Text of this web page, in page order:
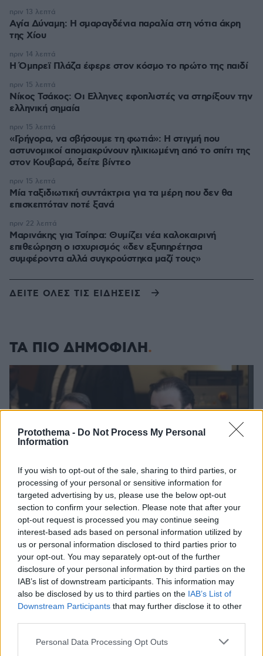
Protothema - Do Not Process My Personal
Information
If you wish to opt-out of the sale, sharing to third parties, or
processing of your personal or sensitive information for
targeted advertising by us, please use the below opt-out
section to confirm your selection. Please note that after your
opt-out request is processed you may continue seeing
interest-based ads based on personal information utilized by
us or personal information disclosed to third parties prior to
your opt-out. You may separately opt-out of the further
disclosure of your personal information by third parties on the
IAB’s list of downstream participants. This information may
also be disclosed by us to third parties on the IAB’s List of
Downstream Participants that may further disclose it to other
Please note that this website/app uses one or more Google
Personal Data Processing Opt Outs
Αγία Δύναμη: H σμαραγδένια παραλία στη νότια άκρη
της Χίου
πριν 13 λεπτά
Η Όμπρεϊ Πλάζα έφερε στον κόσμο το πρώτο της παιδί
πριν 14 λεπτά
Νίκος Τσάκος: Οι Ελληνες εφοπλιστές να στηρίξουν την
ελληνική σημαία
πριν 15 λεπτά
«Γρήγορα, να σβήσουμε τη φωτιά»: Η στιγμή που
αστυνομικοί απομακρύνουν ηλικιωμένη από το σπίτι της
στον Κουβαρά, δείτε βίντεο
πριν 15 λεπτά
Μία ταξιδιωτική συντάκτρια για τα μέρη που δεν θα
επισκεπτόταν ποτέ ξανά
πριν 15 λεπτά
Μαρινάκης για Τσίπρα: Θυμίζει νέα καλοκαιρινή
επιθεώρηση ο ισχυρισμός «δεν εξυπηρέτησα
συμφέροντα αλλά συγκρούστηκα μαζί τους»
πριν 22 λεπτά
ΔΕΙΤΕ ΟΛΕΣ ΤΙΣ ΕΙΔΗΣΕΙΣ
ΤΑ ΠΙΟ ΔΗΜΟΦΙΛΗ
Μητσοτάκης στη Θεσσαλονίκη για μισθούς,